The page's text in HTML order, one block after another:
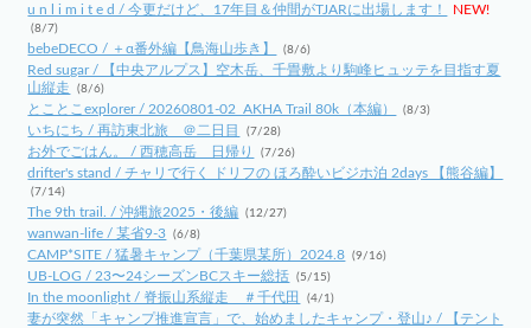
u n l i m i t e d / 今更だけど、17年目＆仲間がTJARに出場します！
NEW!
(8/7)
bebeDECO / ＋α番外編【鳥海山歩き】 (8/6)
Red sugar / 【中央アルプス】空木岳、千畳敷より駒峰ヒュッテを目指す夏
山縦走
(8/6)
とことこexplorer / 20260801-02_AKHA Trail 80k（本編） (8/3)
いちにち / 再訪東北旅 ＠二日目 (7/28)
お外でごはん。 / 西穂高岳 日帰り (7/26)
drifter's stand / チャリで行く ドリフの ほろ酔いビジホ泊 2days 【熊谷編】
(7/14)
The 9th trail. / 沖縄旅2025・後編 (12/27)
wanwan-life / 某省9-3 (6/8)
CAMP*SITE / 猛暑キャンプ（千葉県某所）2024.8 (9/16)
UB-LOG / 23〜24シーズンBCスキー総括 (5/15)
In the moonlight / 脊振山系縦走 ＃千代田 (4/1)
妻が突然「キャンプ推進宣言」で、始めましたキャンプ・登山♪ / 【テント